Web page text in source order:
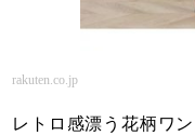
rakuten.co.jp
レトロ感漂う花柄ワ